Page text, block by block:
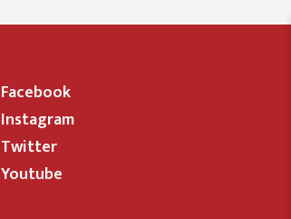
Facebook
Instagram
Twitter
Youtube